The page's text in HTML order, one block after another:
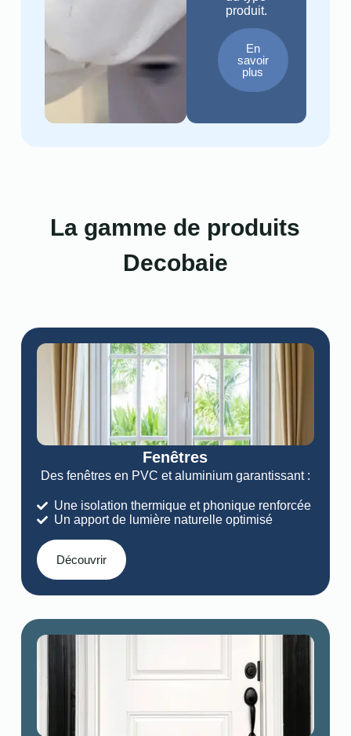
produit.
En
savoir
plus
La gamme de produits
Decobaie​
Fenêtres
Des fenêtres en PVC et aluminium garantissant :
Une isolation thermique et phonique renforcée
Un apport de lumière naturelle optimisé
Découvrir